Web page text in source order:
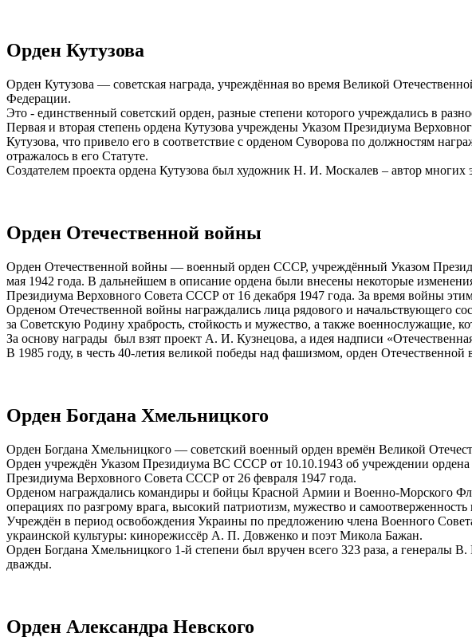
Орден Кутузова
Орден Кутузова — советская награда, учреждённая во время Великой
Федерации.
Это - единственный советский орден, разные степени которого учреждались в
Первая и вторая степень ордена Кутузова учреждены Указом Президиума
Кутузова, что привело его в соответствие с орденом Суворова по должностям
отражалось в его Статуте.
Создателем проекта ордена Кутузова был художник Н. И. Москалев – автор многих
Орден Отечественной войны
Орден Отечественной войны — военный орден СССР, учреждённый Указом
мая 1942 года. В дальнейшем в описание ордена были внесены некоторые
Президиума Верховного Совета СССР от 16 декабря 1947 года. За время войны
Орденом Отечественной войны награждались лица рядового и начальствующего
за Советскую Родину храбрость, стойкость и мужество, а также военнослужащие,
За основу награды был взят проект А. И. Кузнецова, а идея надписи
В 1985 году, в честь 40-летия великой победы над фашизмом, орден
Орден Богдана Хмельницкого
Орден Богдана Хмельницкого — советский военный орден времён Великой
Орден учреждён Указом Президиума ВС СССР от 10.10.1943 об учреждении
Президиума Верховного Совета СССР от 26 февраля 1947 года.
Орденом награждались командиры и бойцы Красной Армии и Военно-Морского
операциях по разгрому врага, высокий патриотизм, мужество и
Учреждён в период освобождения Украины по предложению члена Военного
украинской культуры: кинорежиссёр А. П. Довженко и поэт Микола Бажан.
Орден Богдана Хмельницкого 1-й степени был вручен всего 323 раза, а
дважды.
Орден Александра Невского